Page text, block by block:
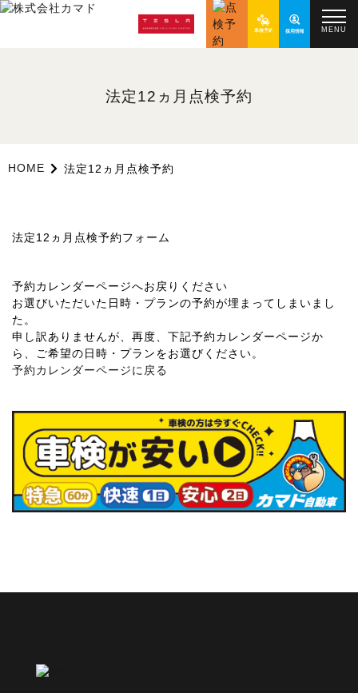
MENU
法定12ヵ月点検予約
HOME 法定12ヵ月点検予約
法定12ヵ月点検予約フォーム
予約カレンダーページへお戻りください
お選びいただいた日時・プランの予約が埋まってしまいまし
た。
申し訳ありませんが、再度、下記予約カレンダーページか
ら、ご希望の日時・プランをお選びください。
予約カレンダーページに戻る